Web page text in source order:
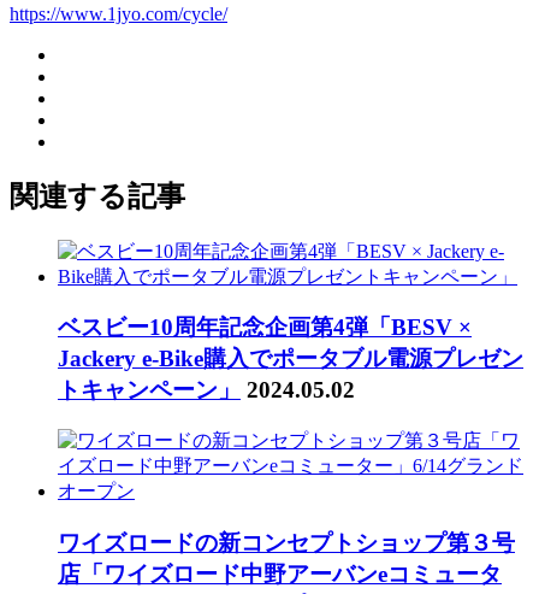
https://www.1jyo.com/cycle/
関連する記事
ベスビー10周年記念企画第4弾「BESV ×
Jackery e-Bike購入でポータブル電源プレゼン
トキャンペーン」
2024.05.02
ワイズロードの新コンセプトショップ第３号
店「ワイズロード中野アーバンeコミュータ